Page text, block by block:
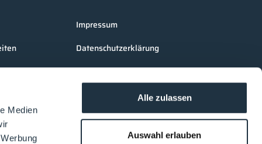
Medien
Alle zulassen
Auswahl erlauben
Impressum
Datenschutzerklärung
AGB Cleanroom-Processes
AGB LOUNGES Besucher
AGB LOUNGES Aussteller